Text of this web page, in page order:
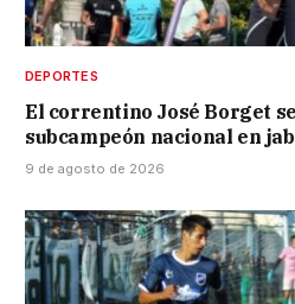
DEPORTES
El correntino José Borget
subcampeón nacional en
9 de agosto de 2026